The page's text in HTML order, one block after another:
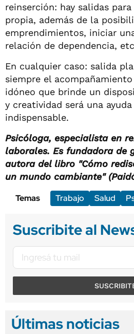
reinserción: hay salidas
propia, además de la
emprendimientos, iniciar
relación de dependencia,
En cualquier caso: salida
siempre el
idóneo que brinde un
y creatividad será una
indispensable.
Psicóloga, especialista en
laborales. Es fundadora de
autora del libro "Cómo
un mundo cambiante"
Temas
Trabajo Salud
Suscribite al
Últimas noticias